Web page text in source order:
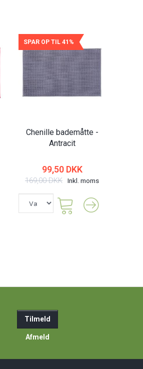
SPAR OP TIL 41%
Chenille bademåtte -
Antracit
99,50 DKK
169,00 DKK Inkl. moms
Tilmeld
Afmeld